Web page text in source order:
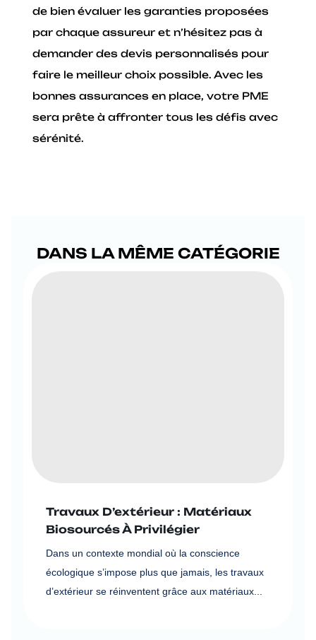
de bien évaluer les garanties proposées
par chaque assureur et n’hésitez pas à
demander des devis personnalisés pour
faire le meilleur choix possible. Avec les
bonnes assurances en place, votre PME
sera prête à affronter tous les défis avec
sérénité.
DANS LA MÊME CATÉGORIE
Travaux D’extérieur : Matériaux
Biosourcés À Privilégier
Dans un contexte mondial où la conscience
écologique s’impose plus que jamais, les travaux
d’extérieur se réinventent grâce aux matériaux...